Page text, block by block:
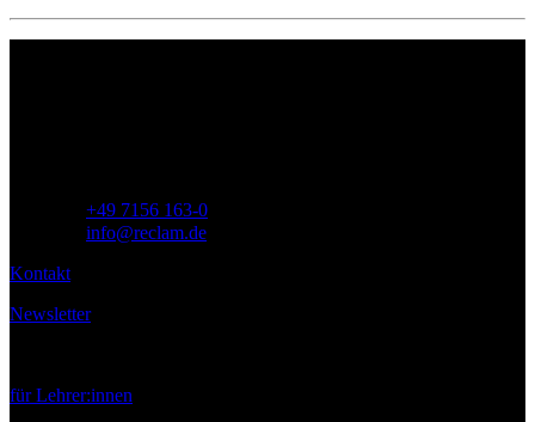
+49 7156 163-0
info@reclam.de
Kontakt
Newsletter
für Lehrer:innen